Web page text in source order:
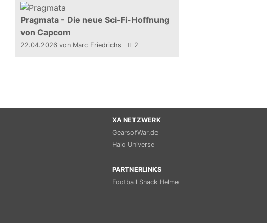
Pragmata - Die neue Sci-Fi-Hoffnung
von Capcom
22.04.2026 von Marc Friedrichs 2
XA NETZWERK
GearsofWar.de
Halo Universe
PARTNERLINKS
Football Snack Helme